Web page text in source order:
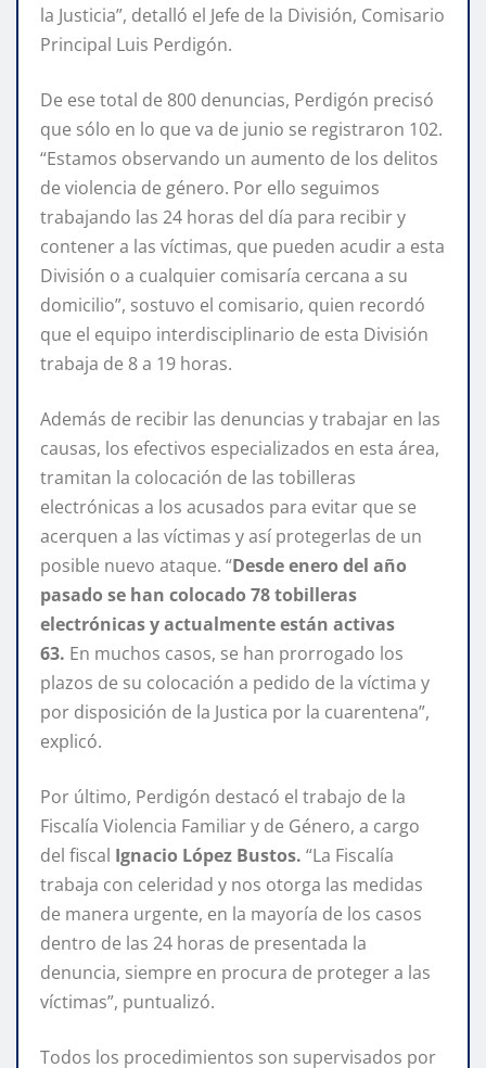
la Justicia”, detalló el Jefe de la División, Comisario
Principal Luis Perdigón.
De ese total de 800 denuncias, Perdigón precisó
que sólo en lo que va de junio se registraron 102.
“Estamos observando un aumento de los delitos
de violencia de género. Por ello seguimos
trabajando las 24 horas del día para recibir y
contener a las víctimas, que pueden acudir a esta
División o a cualquier comisaría cercana a su
domicilio”, sostuvo el comisario, quien recordó
que el equipo interdisciplinario de esta División
trabaja de 8 a 19 horas.
Además de recibir las denuncias y trabajar en las
causas, los efectivos especializados en esta área,
tramitan la colocación de las tobilleras
electrónicas a los acusados para evitar que se
acerquen a las víctimas y así protegerlas de un
posible nuevo ataque. “Desde enero del año
pasado se han colocado 78 tobilleras
electrónicas y actualmente están activas
63. En muchos casos, se han prorrogado los
plazos de su colocación a pedido de la víctima y
por disposición de la Justica por la cuarentena”,
explicó.
Por último, Perdigón destacó el trabajo de la
Fiscalía Violencia Familiar y de Género, a cargo
del fiscal Ignacio López Bustos. “La Fiscalía
trabaja con celeridad y nos otorga las medidas
de manera urgente, en la mayoría de los casos
dentro de las 24 horas de presentada la
denuncia, siempre en procura de proteger a las
víctimas”, puntualizó.
Todos los procedimientos son supervisados por